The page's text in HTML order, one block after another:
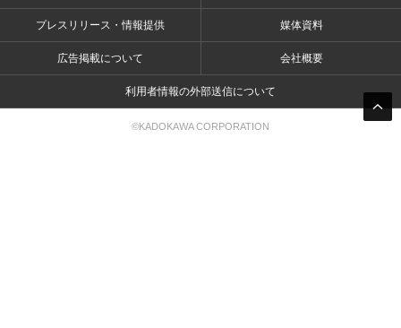
プレスリリース・情報提供 媒体資料
広告掲載について 会社概要
利用者情報の外部送信について
©KADOKAWA CORPORATION